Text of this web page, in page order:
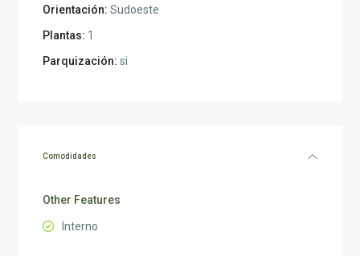
Orientación: Sudoeste
Plantas: 1
Parquización: si
Comodidades
Other Features
Interno